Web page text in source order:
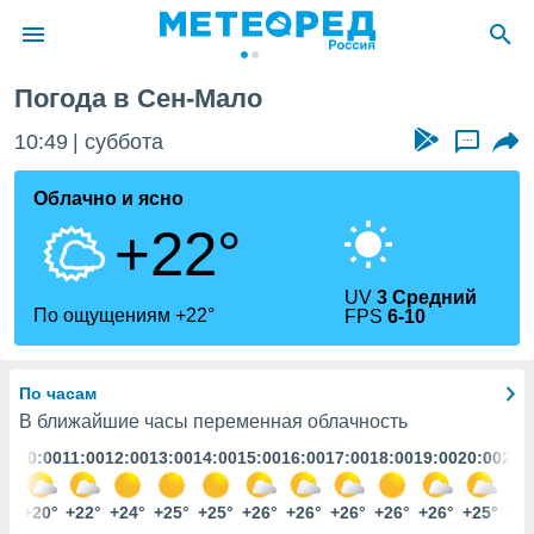
о
Вы можете
к этому
доступ
Погода в Сен-Мало
10:49 суббота ...
Облачно и ясно
+22°
По ощущениям +22°
UV3 Средний
FPS6-10
По часам
В ближайшие часы переменная облачность
10:00
+20°
11:00
+22°
12:00
+24°
13:00
+25°
14:00
+25°
15:00
+26°
16:00
+26°
17:00
+26°
18:00
+26°
19:00
+26°
20:00
+25°